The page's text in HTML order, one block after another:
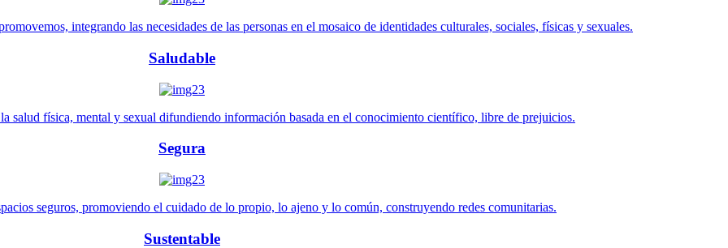
integrando las necesidades de las personas en el mosaico de identidades culturales, sociales, físicas y sexuales.
Saludable
salud física, mental y sexual difundiendo información basada en el conocimiento científico, libre de prejuicios.
Segura
seguros, promoviendo el cuidado de lo propio, lo ajeno y lo común, construyendo redes comunitarias.
Sustentable